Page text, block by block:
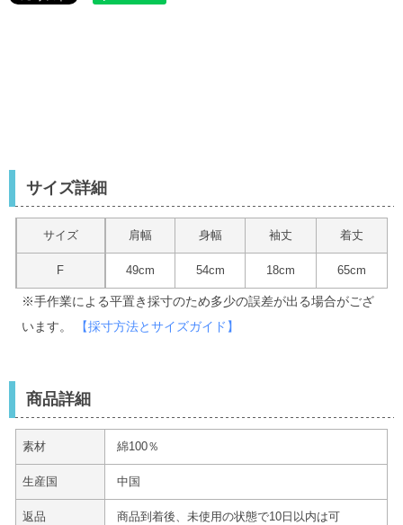
サイズ詳細
サイズ 肩幅 身幅 袖丈 着丈
F 49cm 54cm 18cm 65cm
※手作業による平置き採寸のため多少の誤差が出る場合がござ
います。
【採寸方法とサイズガイド】
商品詳細
素材 綿100％
生産国 中国
返品 商品到着後、未使用の状態で10日以内は可